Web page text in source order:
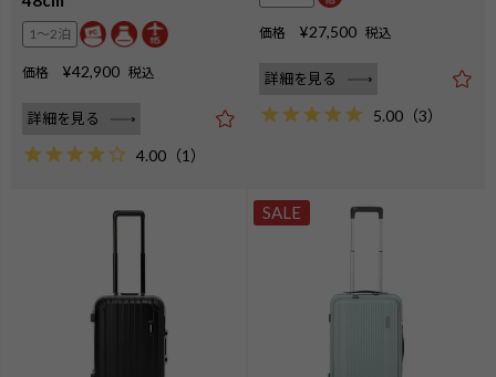
1〜2泊
価格 ¥42,900 税込
詳細を見る
4.00 （1）
価格 ¥27,500 税込
詳細を見る
5.00 （3）
SALE